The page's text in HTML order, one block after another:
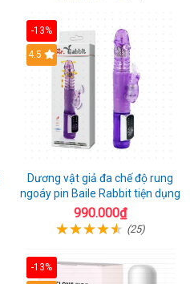
-13%
4.5
Dương vật giả đa chế độ rung
ngoáy pin Baile Rabbit tiện dụng
990.000₫
(25)
-13%